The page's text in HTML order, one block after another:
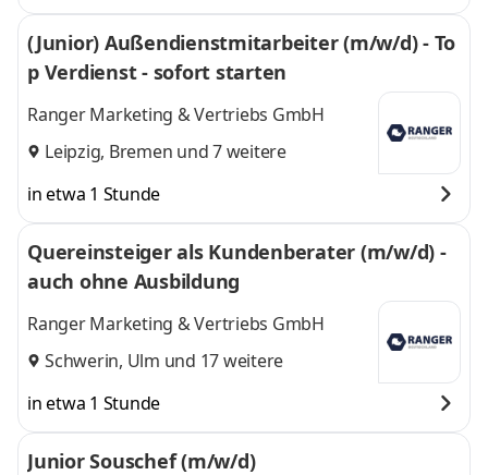
(Junior) Außendienstmitarbeiter (m/w/d) - To
p Verdienst - sofort starten
Ranger Marketing & Vertriebs GmbH
Leipzig, Bremen und 7 weitere
in etwa 1 Stunde
Quereinsteiger als Kundenberater (m/w/d) -
auch ohne Ausbildung
Ranger Marketing & Vertriebs GmbH
Schwerin, Ulm und 17 weitere
in etwa 1 Stunde
Junior Souschef (m/w/d)